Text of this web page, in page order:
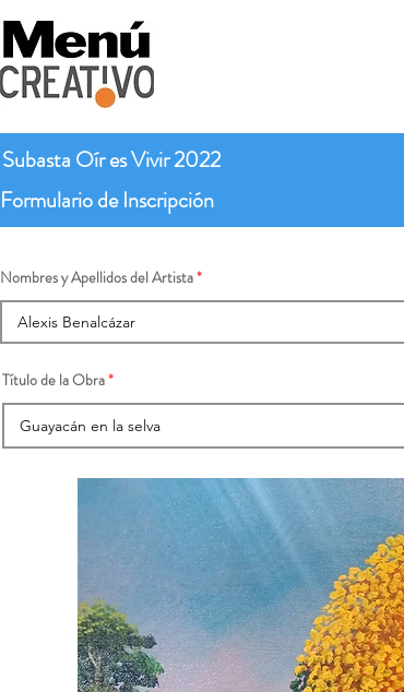
Subasta Oír es Vivir 2022
Formulario de Inscripción
Nombres y Apellidos del Artista
Título de la Obra